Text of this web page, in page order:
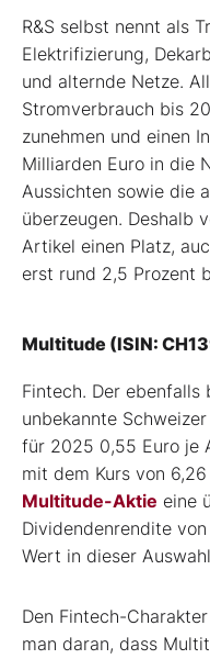
R&S selbst nennt als
Elektrifizierung,
und alternde Netze.
Stromverbrauch bis
zunehmen und einen
Milliarden Euro in die
Aussichten sowie die
überzeugen. Deshalb
Artikel einen Platz,
erst rund 2,5 Prozent
Multitude (ISIN:
Fintech. Der ebenfalls
unbekannte
für 2025 0,55 Euro je
mit dem Kurs von
Multitude-Aktie eine
Dividendenrendite
Wert in dieser
Den Fintech-
man daran, dass